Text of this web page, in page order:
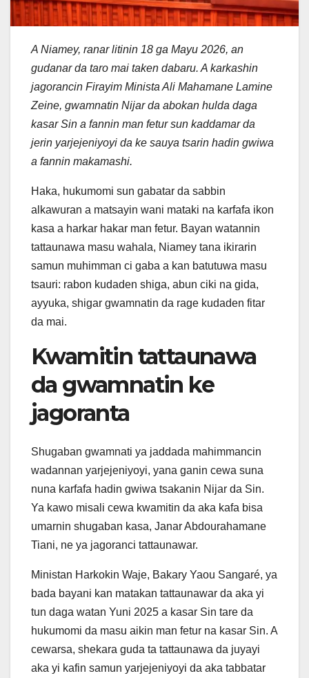
A Niamey, ranar litinin 18 ga Mayu 2026, an
gudanar da taro mai taken dabaru. A karkashin
jagorancin Firayim Minista Ali Mahamane Lamine
Zeine, gwamnatin Nijar da abokan hulda daga
kasar Sin a fannin man fetur sun kaddamar da
jerin yarjejeniyoyi da ke sauya tsarin hadin gwiwa
a fannin makamashi.
Haka, hukumomi sun gabatar da sabbin
alkawuran a matsayin wani mataki na karfafa ikon
kasa a harkar hakar man fetur. Bayan watannin
tattaunawa masu wahala, Niamey tana ikirarin
samun muhimman ci gaba a kan batutuwa masu
tsauri: rabon kudaden shiga, abun ciki na gida,
ayyuka, shigar gwamnatin da rage kudaden fitar
da mai.
Kwamitin tattaunawa
da gwamnatin ke
jagoranta
Shugaban gwamnati ya jaddada mahimmancin
wadannan yarjejeniyoyi, yana ganin cewa suna
nuna karfafa hadin gwiwa tsakanin Nijar da Sin.
Ya kawo misali cewa kwamitin da aka kafa bisa
umarnin shugaban kasa, Janar Abdourahamane
Tiani, ne ya jagoranci tattaunawar.
Ministan Harkokin Waje, Bakary Yaou Sangaré, ya
bada bayani kan matakan tattaunawar da aka yi
tun daga watan Yuni 2025 a kasar Sin tare da
hukumomi da masu aikin man fetur na kasar Sin. A
cewarsa, shekara guda ta tattaunawa da juyayi
aka yi kafin samun yarjejeniyoyi da aka tabbatar